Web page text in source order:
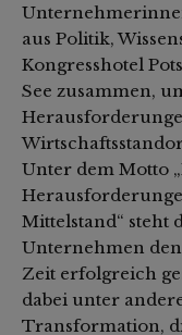
aus Politik,
Kongresshotel
See zusammen,
Unter dem Motto
Mittelstand“ steht
Unternehmen
Zeit erfolgreich
dabei unter
Transformation,